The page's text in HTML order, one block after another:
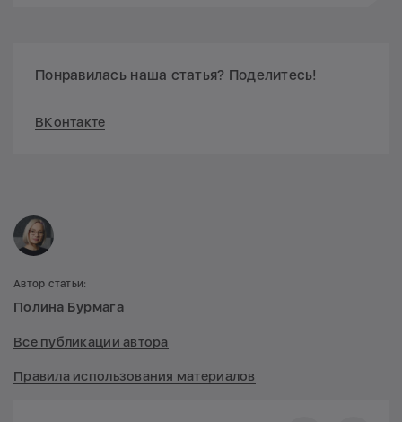
Понравилась наша статья? Поделитесь!
ВКонтакте
Автор статьи:
Полина Бурмага
Все публикации автора
Правила использования материалов